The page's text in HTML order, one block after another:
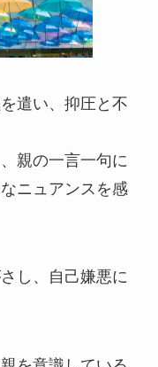
遣い、抑圧と不
親の一言一句に
ニュアンスを感
し、自己嫌悪に